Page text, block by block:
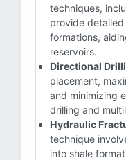
techniques,
provide
formations,
reservoirs.
Directional
placement,
and minimizing
drilling and
Hydraulic
technique
into shale